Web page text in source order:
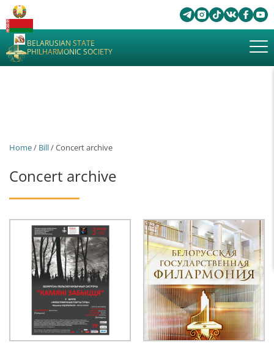
BELARUSIAN STATE
PHILHARMONIC SOCIETY
Home/ Bill/ Concert archive
Concert archive